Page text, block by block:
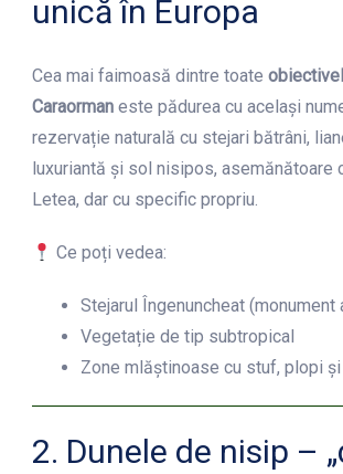
unică în Europa
Cea mai faimoasă dintre toate
Caraorman este pădurea cu același
rezervație naturală cu stejari bătrâni,
luxuriantă și sol nisipos, asemănătoare
Letea, dar cu specific propriu.
Ce poți vedea:
Stejarul Îngenuncheat (monument
Vegetație de tip subtropical
Zone mlăștinoase cu stuf, plopi
2. Dunele de nisip –